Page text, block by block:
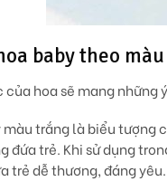
baby theo
của hoa sẽ mang những
màu trắnglà biểu tượng
đứa trẻ. Khi sử dụng
trẻ dễ thương, đáng yêu.